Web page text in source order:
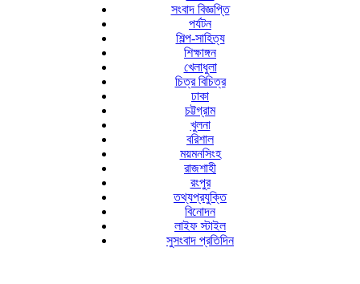
সংবাদ বিজ্ঞপ্তি
পর্যটন
শিল্প-সাহিত্য
শিক্ষাঙ্গন
খেলাধুলা
চিত্র বিচিত্র
ঢাকা
চট্টগ্রাম
খুলনা
বরিশাল
ময়মনসিংহ
রাজশাহী
রংপুর
তথ্যপ্রযুক্তি
বিনোদন
লাইফ স্টাইল
সুসংবাদ প্রতিদিন